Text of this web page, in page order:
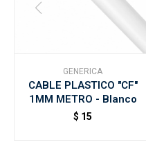
GENERICA
CABLE PLASTICO "CF"
1MM METRO - Blanco
$ 15